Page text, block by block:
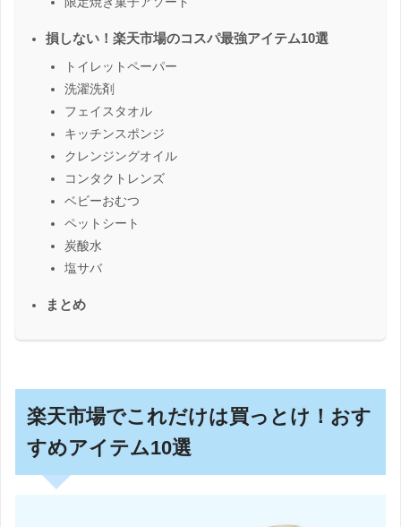
損しない！楽天市場のコスパ最強アイテム10選
トイレットペーパー
洗濯洗剤
フェイスタオル
キッチンスポンジ
クレンジングオイル
コンタクトレンズ
ベビーおむつ
ペットシート
炭酸水
塩サバ
まとめ
楽天市場でこれだけは買っとけ！おす
すめアイテム10選